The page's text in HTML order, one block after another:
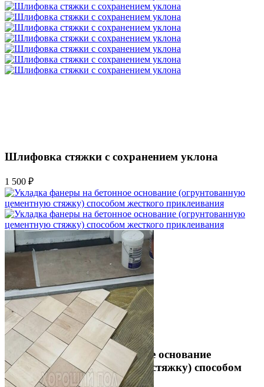
Шлифовка стяжки с сохранением уклона
1 500 ₽
Укладка фанеры на бетонное основание
(огрунтованную цементную стяжку) способом
жесткого приклеивания